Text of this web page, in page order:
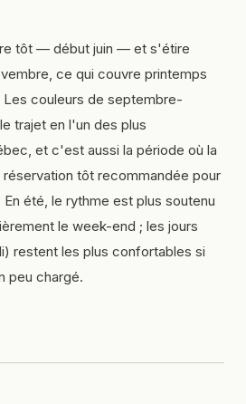
tôt — début juin — et s'étire
ce qui couvre printemps
couleurs de septembre-
trajet en l'un des plus
et c'est aussi la période où la
tôt recommandée pour
été, le rythme est plus soutenu
le week-end ; les jours
restent les plus confortables si
peu chargé.